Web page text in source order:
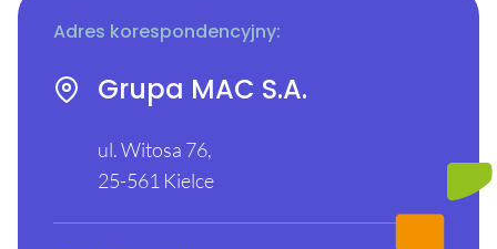
Adres korespondencyjny:
Grupa MAC S.A.
ul. Witosa 76,
25-561 Kielce